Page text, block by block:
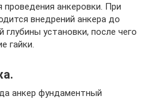
проведения анкеровки. При
внедрений анкера до
установки, после чего
гайки.
анкер фундаментный